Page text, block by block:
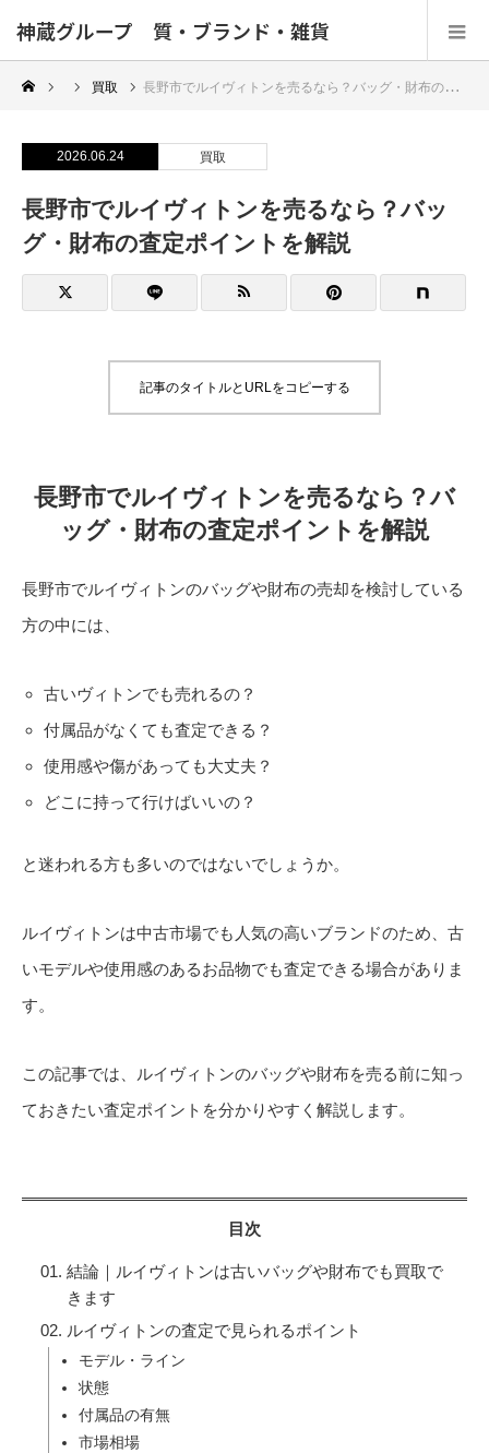
神蔵グループ 質・ブランド・雑貨
買取 長野市でルイヴィトンを売るなら？バッグ・財布の査定ポイントを解説
2026.06.24 買取
長野市でルイヴィトンを売るなら？バッ
グ・財布の査定ポイントを解説
記事のタイトルとURLをコピーする
長野市でルイヴィトンを売るなら？バ
ッグ・財布の査定ポイントを解説
長野市でルイヴィトンのバッグや財布の売却を検討している
方の中には、
古いヴィトンでも売れるの？
付属品がなくても査定できる？
使用感や傷があっても大丈夫？
どこに持って行けばいいの？
と迷われる方も多いのではないでしょうか。
ルイヴィトンは中古市場でも人気の高いブランドのため、古
いモデルや使用感のあるお品物でも査定できる場合がありま
す。
この記事では、ルイヴィトンのバッグや財布を売る前に知っ
ておきたい査定ポイントを分かりやすく解説します。
目次
結論｜ルイヴィトンは古いバッグや財布でも買取で
きます
ルイヴィトンの査定で見られるポイント
モデル・ライン
状態
付属品の有無
市場相場